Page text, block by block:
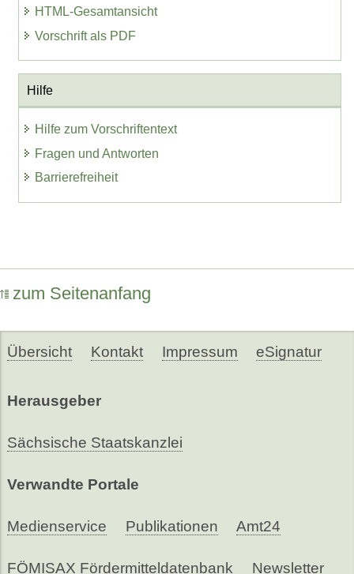
HTML-Gesamtansicht
Vorschrift als PDF
Hilfe
Hilfe zum Vorschriftentext
Fragen und Antworten
Barrierefreiheit
zum Seitenanfang
Übersicht Kontakt Impressum eSignatur
Herausgeber
Sächsische Staatskanzlei
Verwandte Portale
Medienservice Publikationen Amt24
FÖMISAX Fördermitteldatenbank Newsletter